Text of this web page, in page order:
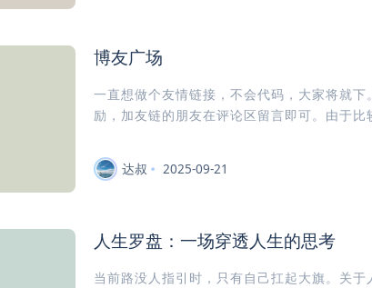
博友广场
一直想做个友情链接，不会代码，大家将就
励，加友链的朋友在评论区留言即可。由于比
达叔 2025-09-21
人生罗盘：一场穿透人生的思考
当前路没人指引时，只有自己扛起大旗。关